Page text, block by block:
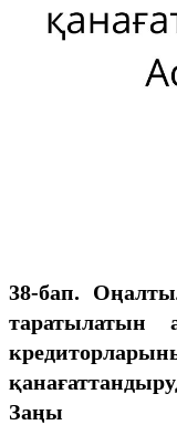
38-бап.
таратылатын
Заңы